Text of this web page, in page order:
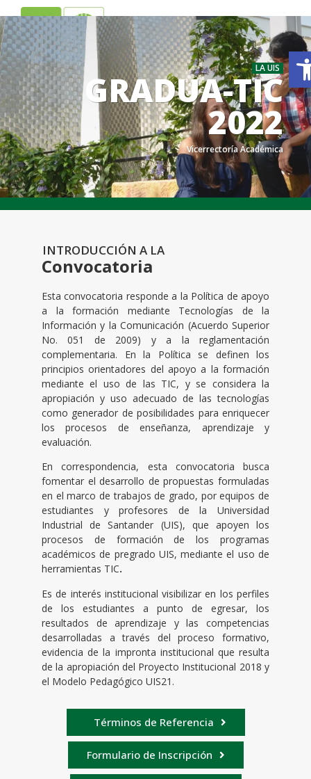
ES EN
LA UIS
GRADUA-TIC
2022
Vicerrectoría Académica
.
.
INTRODUCCIÓN A LA
Convocatoria
Esta convocatoria responde a la Política de apoyo
a la formación mediante Tecnologías de la
Información y la Comunicación (Acuerdo Superior
No. 051 de 2009) y a la reglamentación
complementaria. En la Política se definen los
principios orientadores del apoyo a la formación
mediante el uso de las TIC, y se considera la
apropiación y uso adecuado de las tecnologías
como generador de posibilidades para enriquecer
los procesos de enseñanza, aprendizaje y
evaluación.
En correspondencia, esta convocatoria busca
fomentar el desarrollo de propuestas formuladas
en el marco de trabajos de grado, por equipos de
estudiantes y profesores de la Universidad
Industrial de Santander (UIS), que apoyen los
procesos de formación de los programas
académicos de pregrado UIS, mediante el uso de
herramientas TIC.
Es de interés institucional visibilizar en los perfiles
de los estudiantes a punto de egresar, los
resultados de aprendizaje y las competencias
desarrolladas a través del proceso formativo,
evidencia de la impronta institucional que resulta
de la apropiación del Proyecto Institucional 2018 y
el Modelo Pedagógico UIS21.
Términos de Referencia
Formulario de Inscripción